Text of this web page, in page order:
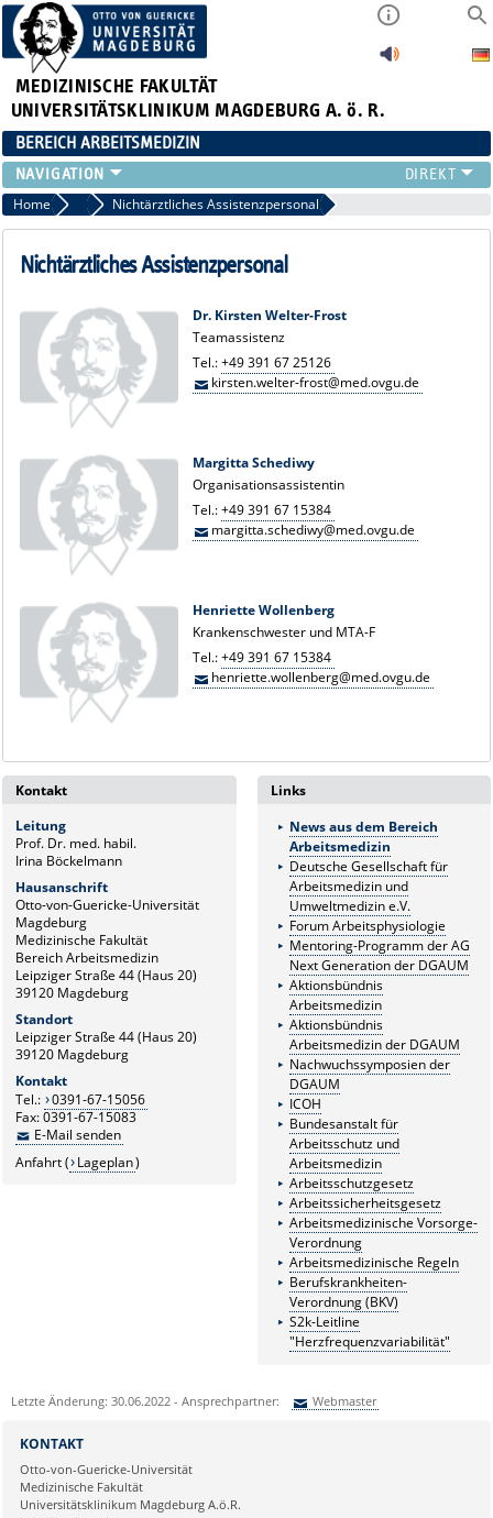
MEDIZINISCHE FAKULTÄT
UNIVERSITÄTSKLINIKUM MAGDEBURG A. ö. R.
BEREICH ARBEITSMEDIZIN
INSTITUT
TEAM
ARBEITSGRUPPEN
LEHRE
FORSCHUNG
PUBLIKATIONEN
AKTUELLES
Home Team Nichtärztliches Assistenzpersonal
Nichtärztliches Assistenzpersonal
Dr. Kirsten Welter-Frost
Teamassistenz
Tel.:+49 391 67 25126
kirsten.welter-frost@med.ovgu.de
Margitta Schediwy
Organisationsassistentin
Tel.:+49 391 67 15384
margitta.schediwy@med.ovgu.de
Henriette Wollenberg
Krankenschwester und MTA-F
Tel.:+49 391 67 15384
henriette.wollenberg@med.ovgu.de
Kontakt
Leitung
Prof. Dr. med. habil.
Irina Böckelmann
Hausanschrift
Otto-von-Guericke-Universität
Magdeburg
Medizinische Fakultät
Bereich Arbeitsmedizin
Leipziger Straße 44 (Haus 20)
39120 Magdeburg
Standort
Leipziger Straße 44 (Haus 20)
39120 Magdeburg
Kontakt
Tel.: 0391-67-15056
Fax: 0391-67-15083
E-Mail senden
Anfahrt ( Lageplan)
Links
News aus dem Bereich
Arbeitsmedizin
Deutsche Gesellschaft für
Arbeitsmedizin und
Umweltmedizin e.V.
Forum Arbeitsphysiologie
Mentoring-Programm der AG
Next Generation der DGAUM
Aktionsbündnis
Arbeitsmedizin
Aktionsbündnis
Arbeitsmedizin der DGAUM
Nachwuchssymposien der
DGAUM
ICOH
Bundesanstalt für
Arbeitsschutz und
Arbeitsmedizin
Arbeitsschutzgesetz
Arbeitssicherheitsgesetz
Arbeitsmedizinische Vorsorge-
Verordnung
Arbeitsmedizinische Regeln
Berufskrankheiten-
Verordnung (BKV)
S2k-Leitline
"Herzfrequenzvariabilität"
Letzte Änderung: 30.06.2022 - Ansprechpartner: Webmaster
Sie können eine Nachricht versenden an:
Ihre E-Mailadresse:
Ihr Anliegen:
KONTAKT
Otto-von-Guericke-Universität
Medizinische Fakultät
Universitätsklinikum Magdeburg A.ö.R.